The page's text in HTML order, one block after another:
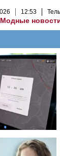
12:53
Модные